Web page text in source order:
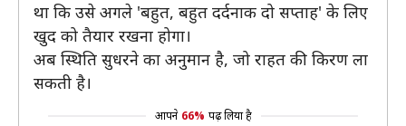
था कि उसे अगले 'बहुत, बहुत दर्दनाक दो सप्ताह' के लिए
खुद को तैयार रखना होगा।
अब स्थिति सुधरने का अनुमान है, जो राहत की किरण ला
सकती है।
आपने 66% पढ़ लिया है